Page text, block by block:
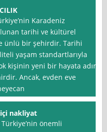
Karadeniz
tarihi ve kültürel
ünlü bir şehirdir. Tarihi
yaşam standartlarıyla
kişinin yeni bir hayata adım
Ancak, evden eve
nakliyat
Türkiye’nin önemli